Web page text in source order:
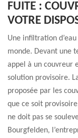
FUITE :
VOTRE
Une infiltration
monde. Devant une
appel à un couvreur
solution provisoire.
proposée par les
que ce soit
ne doit pas se
Bourgfelden,